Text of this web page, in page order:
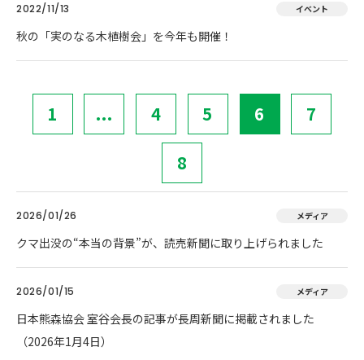
2022/11/13 イベント
秋の「実のなる木植樹会」を今年も開催！
1 ... 4 5 6 7
8
2026/01/26 メディア
クマ出没の“本当の背景”が、読売新聞に取り上げられました
2026/01/15 メディア
日本熊森協会 室谷会長の記事が長周新聞に掲載されました
（2026年1月4日）